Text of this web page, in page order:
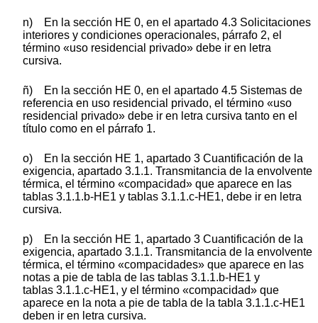
n) En la sección HE 0, en el apartado 4.3 Solicitaciones
interiores y condiciones operacionales, párrafo 2, el
término «uso residencial privado» debe ir en letra
cursiva.
ñ) En la sección HE 0, en el apartado 4.5 Sistemas de
referencia en uso residencial privado, el término «uso
residencial privado» debe ir en letra cursiva tanto en el
título como en el párrafo 1.
o) En la sección HE 1, apartado 3 Cuantificación de la
exigencia, apartado 3.1.1. Transmitancia de la envolvente
térmica, el término «compacidad» que aparece en las
tablas 3.1.1.b-HE1 y tablas 3.1.1.c-HE1, debe ir en letra
cursiva.
p) En la sección HE 1, apartado 3 Cuantificación de la
exigencia, apartado 3.1.1. Transmitancia de la envolvente
térmica, el término «compacidades» que aparece en las
notas a pie de tabla de las tablas 3.1.1.b-HE1 y
tablas 3.1.1.c-HE1, y el término «compacidad» que
aparece en la nota a pie de tabla de la tabla 3.1.1.c-HE1
deben ir en letra cursiva.